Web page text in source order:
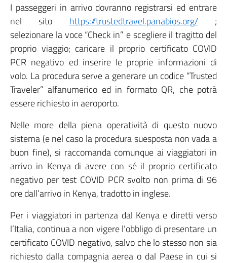
I passeggeri in arrivo dovranno registrarsi ed entrare
nel sito https://trustedtravel.panabios.org/;
selezionare la voce “Check in” e scegliere il tragitto del
proprio viaggio; caricare il proprio certificato COVID
PCR negativo ed inserire le proprie informazioni di
volo. La procedura serve a generare un codice “Trusted
Traveler” alfanumerico ed in formato QR, che potrà
essere richiesto in aeroporto.
Nelle more della piena operatività di questo nuovo
sistema (e nel caso la procedura suesposta non vada a
buon fine), si raccomanda comunque ai viaggiatori in
arrivo in Kenya di avere con sé il proprio certificato
negativo per test COVID PCR svolto non prima di 96
ore dall’arrivo in Kenya, tradotto in inglese.
Per i viaggiatori in partenza dal Kenya e diretti verso
l’Italia, continua a non vigere l’obbligo di presentare un
certificato COVID negativo, salvo che lo stesso non sia
richiesto dalla compagnia aerea o dal Paese in cui si